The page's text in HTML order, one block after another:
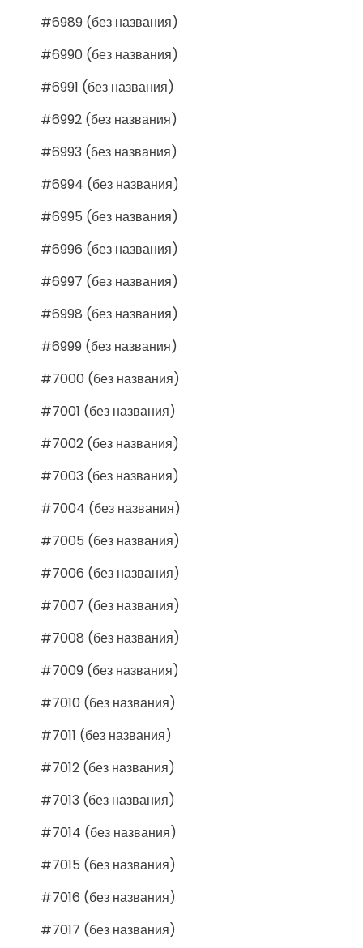
#6989 (без названия)
#6990 (без названия)
#6991 (без названия)
#6992 (без названия)
#6993 (без названия)
#6994 (без названия)
#6995 (без названия)
#6996 (без названия)
#6997 (без названия)
#6998 (без названия)
#6999 (без названия)
#7000 (без названия)
#7001 (без названия)
#7002 (без названия)
#7003 (без названия)
#7004 (без названия)
#7005 (без названия)
#7006 (без названия)
#7007 (без названия)
#7008 (без названия)
#7009 (без названия)
#7010 (без названия)
#7011 (без названия)
#7012 (без названия)
#7013 (без названия)
#7014 (без названия)
#7015 (без названия)
#7016 (без названия)
#7017 (без названия)